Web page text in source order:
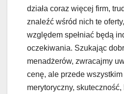
działa coraz więcej firm,
znaleźć wśród nich te
względem spełniać będą
oczekiwania. Szukając
menadżerów, zwracajmy
cenę, ale przede
merytoryczny, skuteczność,